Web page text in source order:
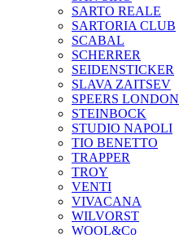
SARTO REALE
SARTORIA CLUB
SCABAL
SCHERRER
SEIDENSTICKER
SLAVA ZAITSEV
SPEERS LONDON
STEINBOCK
STUDIO NAPOLI
TIO BENETTO
TRAPPER
TROY
VENTI
VIVACANA
WILVORST
WOOL&Co